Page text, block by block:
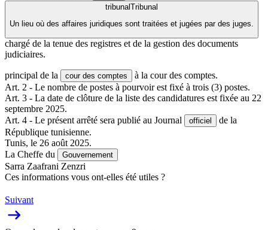
tribunalTribunal
Un lieu où des affaires juridiques sont traitées et jugées par des juges.
chargé de la tenue des registres et de la gestion des documents
judiciaires.
principal de la cour des comptes
à la cour des comptes.
Art. 2 - Le nombre de postes à pourvoir est fixé à trois (3) postes.
Art. 3 - La date de clôture de la liste des candidatures est fixée au 22
septembre 2025.
Art. 4 - Le présent arrêté sera publié au Journal
officiel
de la
République tunisienne.
Tunis, le 26 août 2025.
La Cheffe du
Gouvernement
Sarra Zaafrani Zenzri
Ces informations vous ont-elles été utiles ?
Suivant